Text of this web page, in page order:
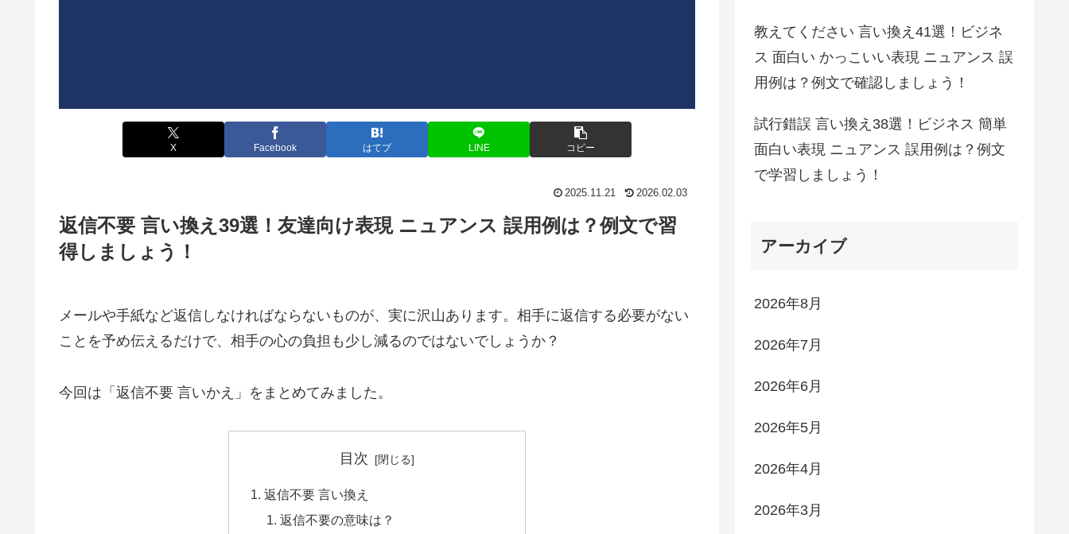
X Facebook はてブ LINE コピー
2025.11.21 2026.02.03
返信不要 言い換え39選！友達向け表現 ニュアンス 誤用例は？例文で習
得しましょう！
メールや手紙など返信しなければならないものが、実に沢山あります。相手に返信する必要がない
ことを予め伝えるだけで、相手の心の負担も少し減るのではないでしょうか？
今回は「返信不要 言いかえ」をまとめてみました。
目次
返信不要 言い換え
返信不要の意味は？
教えてください 言い換え41選！ビジネ
ス 面白い かっこいい表現 ニュアンス 誤
用例は？例文で確認しましょう！
試行錯誤 言い換え38選！ビジネス 簡単
面白い表現 ニュアンス 誤用例は？例文
で学習しましょう！
アーカイブ
2026年8月
2026年7月
2026年6月
2026年5月
2026年4月
2026年3月